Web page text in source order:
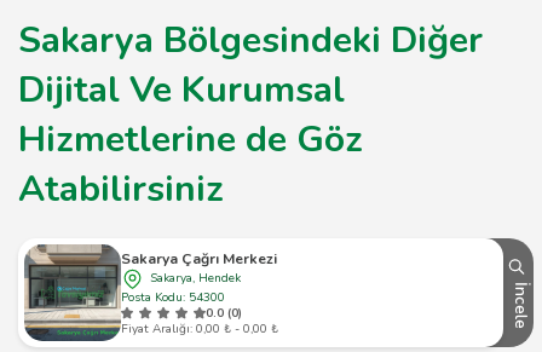
Sakarya Bölgesindeki Diğer
Dijital Ve Kurumsal
Hizmetlerine de Göz
Atabilirsiniz
Sakarya Çağrı Merkezi
Sakarya, Hendek
Posta Kodu: 54300
0.0 (0)
Fiyat Aralığı: 0,00 ₺ - 0,00 ₺
İncele